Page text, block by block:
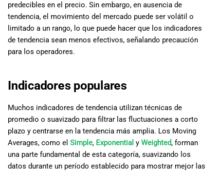
Français
Italiano
Polski
b
ú
s
a
predecibles en el precio. Sin embargo, en ausencia de
tendencia, el movimiento del mercado puede ser volátil o
limitado a un rango, lo que puede hacer que los indicadores
de tendencia sean menos efectivos, señalando precaución
para los operadores.
Indicadores populares
Muchos indicadores de tendencia utilizan técnicas de
promedio o suavizado para filtrar las fluctuaciones a corto
plazo y centrarse en la tendencia más amplia. Los Moving
Averages, como el Simple, Exponential y Weighted, forman
una parte fundamental de esta categoría, suavizando los
datos durante un período establecido para mostrar mejor las